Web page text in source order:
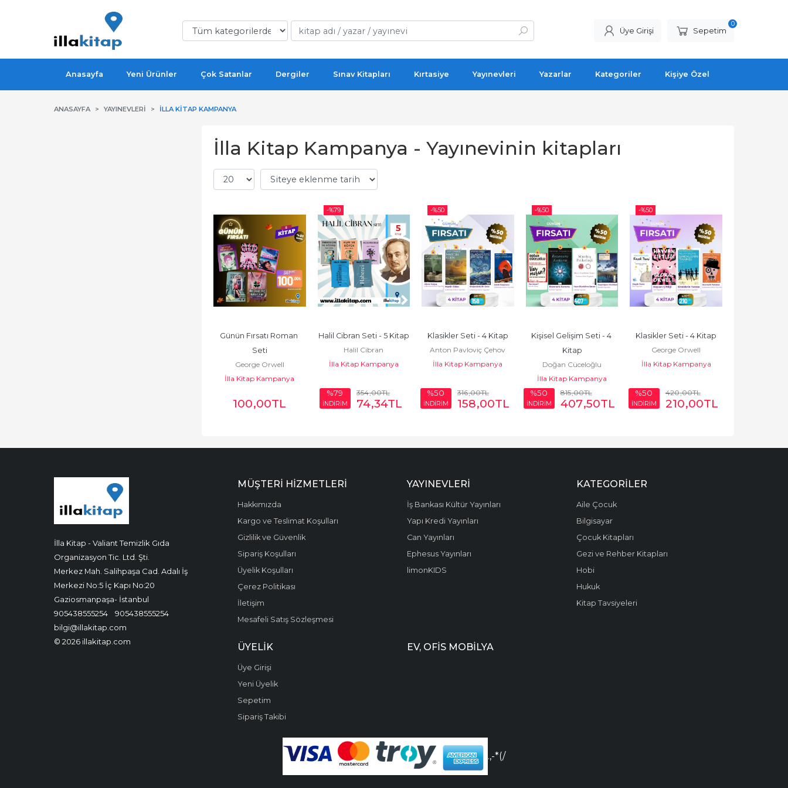
Üye Girişi Sepetim
0
Anasayfa Yeni Ürünler Çok Satanlar Dergiler Sınav Kitapları Kırtasiye Yayınevleri Yazarlar Kategoriler Kişiye Özel
ANASAYFA YAYINEVLERI İLLA KITAP KAMPANYA
İlla Kitap Kampanya - Yayınevinin kitapları
Günün Fırsatı Roman
Seti
George Orwell
İlla Kitap Kampanya
100,00TL
-%79
Halil Cibran Seti - 5 Kitap
Halil Cibran
İlla Kitap Kampanya
%79
İNDİRİM
354,00TL
74,34TL
-%50
Klasikler Seti - 4 Kitap
Anton Pavloviç Çehov
İlla Kitap Kampanya
%50
İNDİRİM
316,00TL
158,00TL
-%50
Kişisel Gelişim Seti - 4
Kitap
Doğan Cüceloğlu
İlla Kitap Kampanya
%50
İNDİRİM
815,00TL
407,50TL
-%50
Klasikler Seti - 4 Kitap
George Orwell
İlla Kitap Kampanya
%50
İNDİRİM
420,00TL
210,00TL
İlla Kitap - Valiant Temizlik Gıda
Organizasyon Tic. Ltd. Şti.
Merkez Mah. Salihpaşa Cad. Adalı İş
Merkezi No:5 İç Kapı No:20
Gaziosmanpaşa- İstanbul
905438555254
905438555254
bilgi@illakitap.com
© 2026 illakitap.com
MÜŞTERI HIZMETLERI
Hakkımızda
Kargo ve Teslimat Koşulları
Gizlilik ve Güvenlik
Sipariş Koşulları
Üyelik Koşulları
Çerez Politikası
İletişim
Mesafeli Satış Sözleşmesi
YAYINEVLERI
İş Bankası Kültür Yayınları
Yapı Kredi Yayınları
Can Yayınları
Ephesus Yayınları
limonKIDS
KATEGORILER
Aile Çocuk
Bilgisayar
Çocuk Kitapları
Gezi ve Rehber Kitapları
Hobi
Hukuk
Kitap Tavsiyeleri
ÜYELIK
Üye Girişi
Yeni Üyelik
Sepetim
Sipariş Takibi
EV, OFIS MOBILYA
.,-*(/